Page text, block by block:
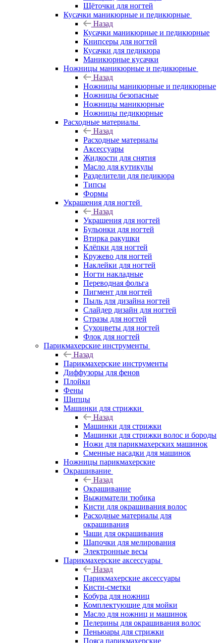
Щёточки для ногтей
Кусачки маникюрные и педикюрные
Назад
Кусачки маникюрные и педикюрные
Книпсеры для ногтей
Кусачки для педикюра
Маникюрные кусачки
Ножницы маникюрные и педикюрные
Назад
Ножницы маникюрные и педикюрные
Ножницы безопасные
Ножницы маникюрные
Ножницы педикюрные
Расходные материалы
Назад
Расходные материалы
Аксессуары
Жидкости для снятия
Масло для кутикулы
Разделители для педикюра
Типсы
Формы
Украшения для ногтей
Назад
Украшения для ногтей
Бульонки для ногтей
Втирка ракушки
Клёпки для ногтей
Кружево для ногтей
Наклейки для ногтей
Ногти накладные
Переводная фольга
Пигмент для ногтей
Пыль для дизайна ногтей
Слайдер дизайн для ногтей
Стразы для ногтей
Сухоцветы для ногтей
Флок для ногтей
Парикмахерские инструменты
Назад
Парикмахерские инструменты
Диффузоры для фенов
Плойки
Фены
Щипцы
Машинки для стрижки
Назад
Машинки для стрижки
Машинки для стрижки волос и бороды
Ножи для парикмахерских машинок
Сменные насадки для машинок
Ножницы парикмахерские
Окрашивание
Назад
Окрашивание
Выжиматели тюбика
Кисти для окрашивания волос
Расходные материалы для
окрашивания
Чаши для окрашивания
Шапочки для мелирования
Электронные весы
Парикмахерские аксессуары
Назад
Парикмахерские аксессуары
Кисти-сметки
Кобура для ножниц
Комплектующие для мойки
Масло для ножниц и машинок
Пелерины для окрашивания волос
Пеньюары для стрижки
Пояса парикмахерские